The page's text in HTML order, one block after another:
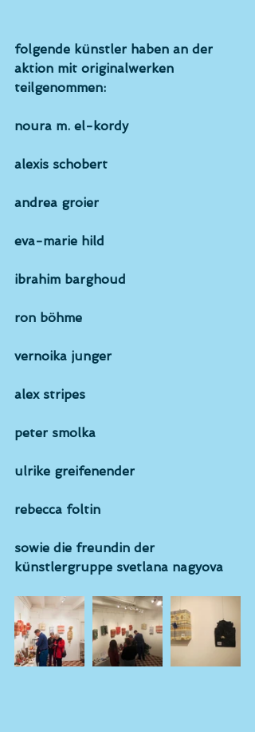
folgende künstler haben an der
aktion mit originalwerken
teilgenommen:
noura m. el-kordy
alexis schobert
andrea groier
eva-marie hild
ibrahim barghoud
ron böhme
vernoika junger
alex stripes
peter smolka
ulrike greifenender
rebecca foltin
sowie die freundin der
künstlergruppe svetlana nagyova